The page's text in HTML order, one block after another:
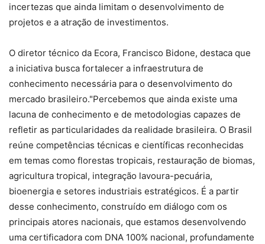
incertezas que ainda limitam o desenvolvimento de
projetos e a atração de investimentos.
O diretor técnico da Ecora, Francisco Bidone, destaca que
a iniciativa busca fortalecer a infraestrutura de
conhecimento necessária para o desenvolvimento do
mercado brasileiro."Percebemos que ainda existe uma
lacuna de conhecimento e de metodologias capazes de
refletir as particularidades da realidade brasileira. O Brasil
reúne competências técnicas e científicas reconhecidas
em temas como florestas tropicais, restauração de biomas,
agricultura tropical, integração lavoura-pecuária,
bioenergia e setores industriais estratégicos. É a partir
desse conhecimento, construído em diálogo com os
principais atores nacionais, que estamos desenvolvendo
uma certificadora com DNA 100% nacional, profundamente